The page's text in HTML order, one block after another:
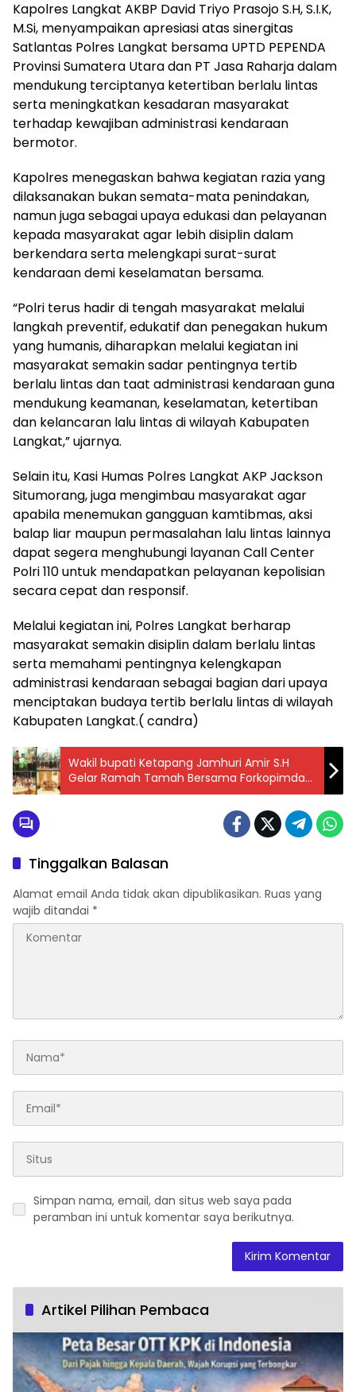
Kapolres Langkat AKBP David Triyo Prasojo S.H, S.I.K,
M.Si, menyampaikan apresiasi atas sinergitas
Satlantas Polres Langkat bersama UPTD PEPENDA
Provinsi Sumatera Utara dan PT Jasa Raharja dalam
mendukung terciptanya ketertiban berlalu lintas
serta meningkatkan kesadaran masyarakat
terhadap kewajiban administrasi kendaraan
bermotor.
Kapolres menegaskan bahwa kegiatan razia yang
dilaksanakan bukan semata-mata penindakan,
namun juga sebagai upaya edukasi dan pelayanan
kepada masyarakat agar lebih disiplin dalam
berkendara serta melengkapi surat-surat
kendaraan demi keselamatan bersama.
“Polri terus hadir di tengah masyarakat melalui
langkah preventif, edukatif dan penegakan hukum
yang humanis, diharapkan melalui kegiatan ini
masyarakat semakin sadar pentingnya tertib
berlalu lintas dan taat administrasi kendaraan guna
mendukung keamanan, keselamatan, ketertiban
dan kelancaran lalu lintas di wilayah Kabupaten
Langkat,” ujarnya.
Selain itu, Kasi Humas Polres Langkat AKP Jackson
Situmorang, juga mengimbau masyarakat agar
apabila menemukan gangguan kamtibmas, aksi
balap liar maupun permasalahan lalu lintas lainnya
dapat segera menghubungi layanan Call Center
Polri 110 untuk mendapatkan pelayanan kepolisian
secara cepat dan responsif.
Melalui kegiatan ini, Polres Langkat berharap
masyarakat semakin disiplin dalam berlalu lintas
serta memahami pentingnya kelengkapan
administrasi kendaraan sebagai bagian dari upaya
menciptakan budaya tertib berlalu lintas di wilayah
Kabupaten Langkat.( candra)
Wakil bupati Ketapang Jamhuri Amir S.H
Gelar Ramah Tamah Bersama Forkopimda
Sambut Kunker Pangdam XII/Tanjungpura
Tinggalkan Balasan
Alamat email Anda tidak akan dipublikasikan. Ruas yang
wajib ditandai *
Simpan nama, email, dan situs web saya pada
peramban ini untuk komentar saya berikutnya.
Artikel Pilihan Pembaca